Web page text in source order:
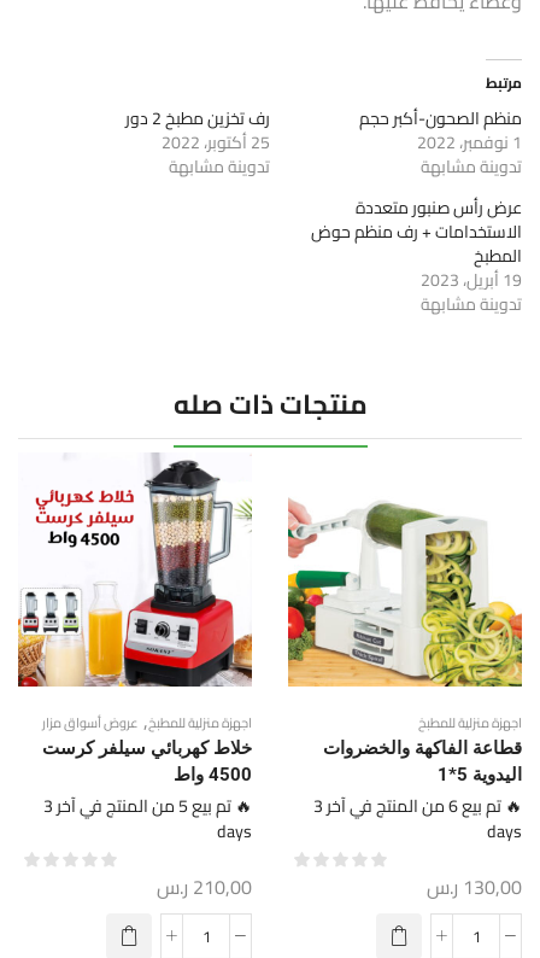
مرتبط
منظم الصحون-أكبر حجم
1 نوفمبر، 2022
تدوينة مشابهة
رف تخزين مطبخ 2 دور
25 أكتوبر، 2022
تدوينة مشابهة
عرض رأس صنبور متعددة
الاستخدامات + رف منظم حوض
المطبخ
19 أبريل، 2023
تدوينة مشابهة
منتجات ذات صله
اجهزة منزلية للمطبخ
قطاعة الفاكهة والخضروات
اليدوية 5*1
🔥 تم بيع 6 من المنتج في آخر 3
days
130,00 ر.س
اجهزة منزلية للمطبخ, عروض أسواق مزار
خلاط كهربائي سيلفر كرست
4500 واط
🔥 تم بيع 5 من المنتج في آخر 3
days
210,00 ر.س